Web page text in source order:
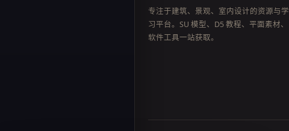
专注于建筑、景观、室内设计的资源与学
习平台。SU 模型、D5 教程、平面素材、
软件工具一站获取。